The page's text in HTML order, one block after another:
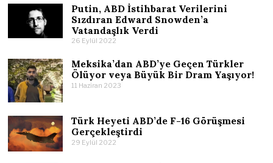
Putin, ABD İstihbarat Verilerini
Sızdıran Edward Snowden’a
Vatandaşlık Verdi
26 Eylül 2022
Meksika’dan ABD’ye Geçen Türkler
Ölüyor veya Büyük Bir Dram Yaşıyor!
11 Haziran 2023
Türk Heyeti ABD’de F-16 Görüşmesi
Gerçekleştirdi
29 Eylül 2022